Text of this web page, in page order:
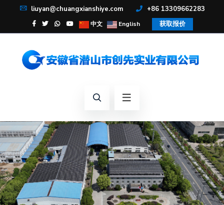
liuyan@chuangxianshiye.com +86 13309662283
中文 English 获取报价